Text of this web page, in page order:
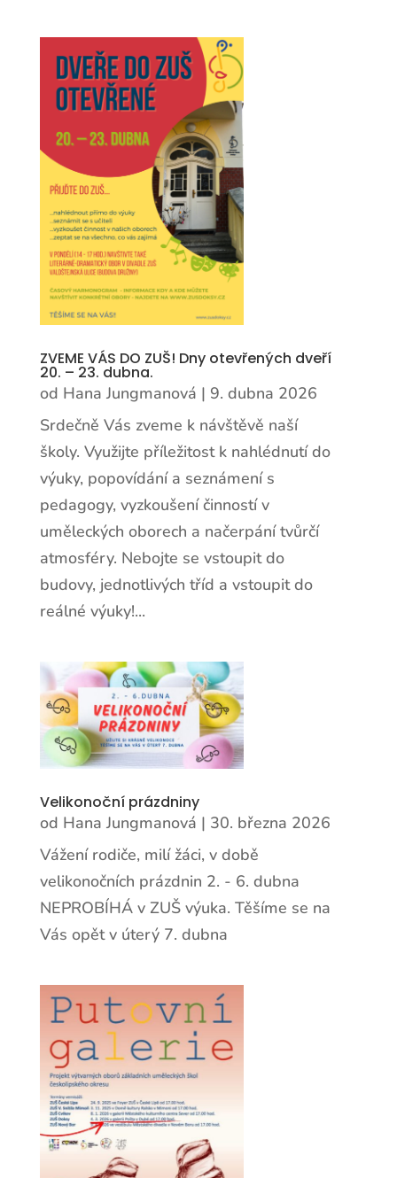
ZVEME VÁS DO ZUŠ! Dny otevřených dveří
20. – 23. dubna.
od Hana Jungmanová | 9. dubna 2026
Srdečně Vás zveme k návštěvě naší
školy. Využijte příležitost k nahlédnutí do
výuky, popovídání a seznámení s
pedagogy, vyzkoušení činností v
uměleckých oborech a načerpání tvůrčí
atmosféry. Nebojte se vstoupit do
budovy, jednotlivých tříd a vstoupit do
reálné výuky!...
Velikonoční prázdniny
od Hana Jungmanová | 30. března 2026
Vážení rodiče, milí žáci, v době
velikonočních prázdnin 2. - 6. dubna
NEPROBÍHÁ v ZUŠ výuka. Těšíme se na
Vás opět v úterý 7. dubna